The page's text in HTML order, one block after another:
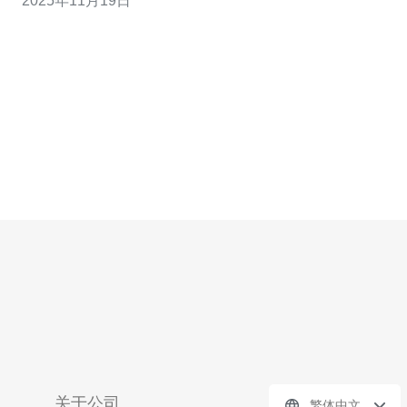
器，凭借其高性价比和优越的性能，成为了许多用户的首
关于公司